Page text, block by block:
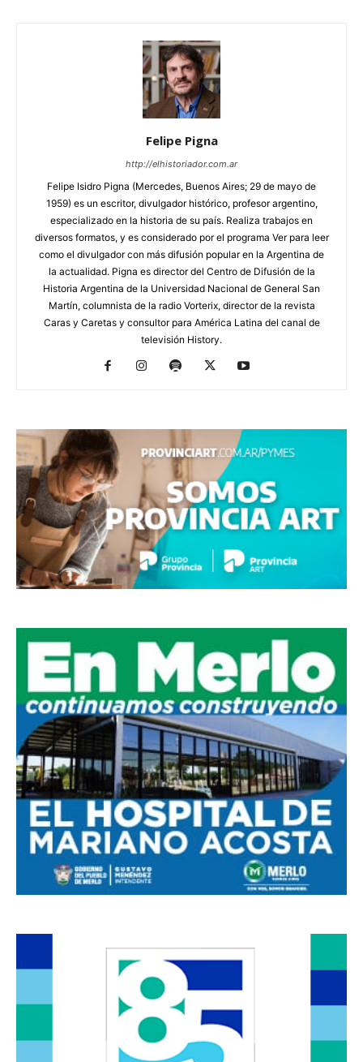
Felipe Pigna
http://elhistoriador.com.ar
Felipe Isidro Pigna (Mercedes, Buenos Aires; 29 de mayo de
1959) es un escritor, divulgador histórico, profesor argentino,
especializado en la historia de su país. Realiza trabajos en
diversos formatos, y es considerado por el programa Ver para leer
como el divulgador con más difusión popular en la Argentina de
la actualidad. Pigna es director del Centro de Difusión de la
Historia Argentina de la Universidad Nacional de General San
Martín, columnista de la radio Vorterix, director de la revista
Caras y Caretas y consultor para América Latina del canal de
televisión History.